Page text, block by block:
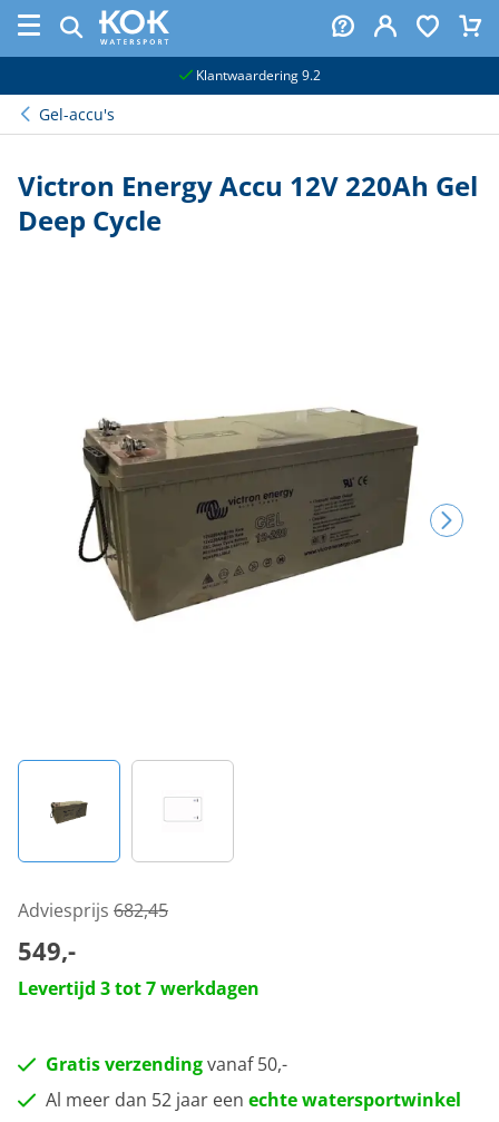
Klantwaardering 9.2
Gel-accu's
Victron Energy Accu 12V 220Ah Gel
Deep Cycle
Adviesprijs 682,45
549,-
Levertijd 3 tot 7 werkdagen
Gratis verzendingvanaf 50,-
Al meer dan 52 jaar een echte watersportwinkel